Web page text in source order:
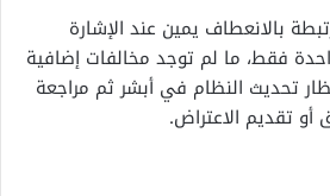
بالانعطاف يمين عند الإشارة
فقط، ما لم توجد مخالفات إضافية
تحديث النظام في أبشر ثم مراجعة
أو تقديم الاعتراض.